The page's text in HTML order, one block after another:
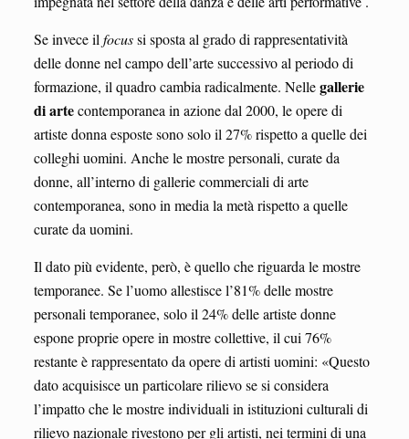
Se invece il focussi sposta al grado di rappresentatività
delle donne nel campo dell’arte successivo al periodo di
formazione, il quadro cambia radicalmente. Nellegallerie
di artecontemporanea in azione dal 2000, le opere di
artiste donna esposte sono solo il 27% rispetto a quelle dei
colleghi uomini. Anche le mostre personali, curate da
donne, all’interno di gallerie commerciali di arte
contemporanea, sono in media la metà rispetto a quelle
curate da uomini.
Il dato più evidente, però, è quello che riguarda le mostre
temporanee. Se l’uomo allestisce l’81% delle mostre
personali temporanee, solo il 24% delle artiste donne
espone proprie opere in mostre collettive, il cui 76%
restante è rappresentato da opere di artisti uomini: «Questo
dato acquisisce un particolare rilievo se si considera
l’impatto che le mostre individuali in istituzioni culturali di
rilievo nazionale rivestono per gli artisti, nei termini di una